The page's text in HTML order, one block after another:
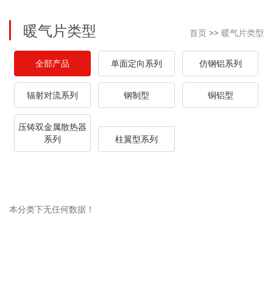
暖气片类型 首页 >> 暖气片类型
全部产品 单面定向系列 仿钢铝系列
辐射对流系列 钢制型 铜铝型
压铸双金属散热器
系列
柱翼型系列
本分类下无任何数据！